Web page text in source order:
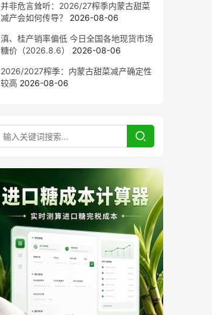
并非危言耸听：2026/27榨季内蒙古甜菜
减产会如何传导？
2026-08-06
滇、桂产销率偏低 今日全国各地现货市场
糖价（2026.8.6）
2026-08-06
2026/2027榨季：内蒙古甜菜减产确定性
较高 2026-08-06